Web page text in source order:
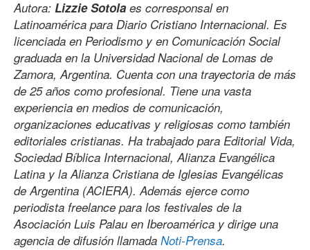
Autora: Lizzie Sotola es corresponsal en
Latinoamérica para Diario Cristiano Internacional. Es
licenciada en Periodismo y en Comunicación Social
graduada en la Universidad Nacional de Lomas de
Zamora, Argentina. Cuenta con una trayectoria de más
de 25 años como profesional. Tiene una vasta
experiencia en medios de comunicación,
organizaciones educativas y religiosas como también
editoriales cristianas. Ha trabajado para Editorial Vida,
Sociedad Bíblica Internacional, Alianza Evangélica
Latina y la Alianza Cristiana de Iglesias Evangélicas
de Argentina (ACIERA). Además ejerce como
periodista freelance para los festivales de la
Asociación Luis Palau en Iberoamérica y dirige una
agencia de difusión llamada Noti-Prensa.